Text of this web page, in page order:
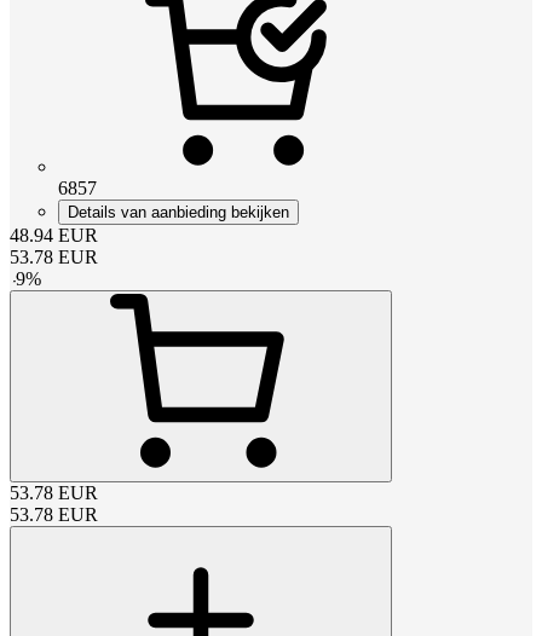
6857
Details van aanbieding bekijken
48.94 EUR
53.78 EUR
-9%
53.78 EUR
53.78 EUR